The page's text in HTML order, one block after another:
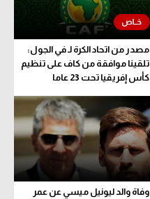
مصدر من اتحاد الكرة لـ في الجول:
تلقينا موافقة من كاف على تنظيم
كأس إفريقيا تحت 23 عاما
وفاة والد ليونيل ميسي عن عمر